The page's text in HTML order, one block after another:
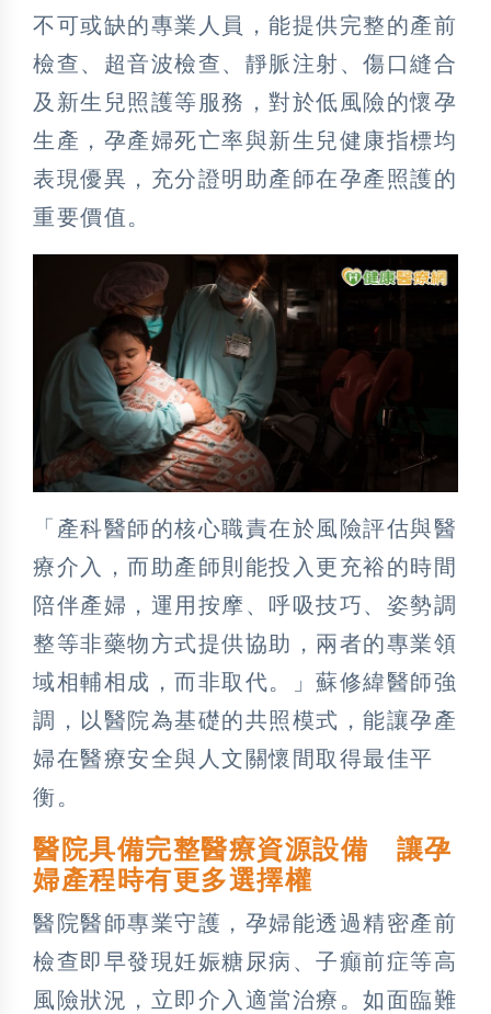
不可或缺的專業人員，能提供完整的產前
檢查、超音波檢查、靜脈注射、傷口縫合
及新生兒照護等服務，對於低風險的懷孕
生產，孕產婦死亡率與新生兒健康指標均
表現優異，充分證明助產師在孕產照護的
重要價值。
「產科醫師的核心職責在於風險評估與醫
療介入，而助產師則能投入更充裕的時間
陪伴產婦，運用按摩、呼吸技巧、姿勢調
整等非藥物方式提供協助，兩者的專業領
域相輔相成，而非取代。」蘇修緯醫師強
調，以醫院為基礎的共照模式，能讓孕產
婦在醫療安全與人文關懷間取得最佳平
衡。
醫院具備完整醫療資源設備 讓孕
婦產程時有更多選擇權
醫院醫師專業守護，孕婦能透過精密產前
檢查即早發現妊娠糖尿病、子癲前症等高
風險狀況，立即介入適當治療。如面臨難